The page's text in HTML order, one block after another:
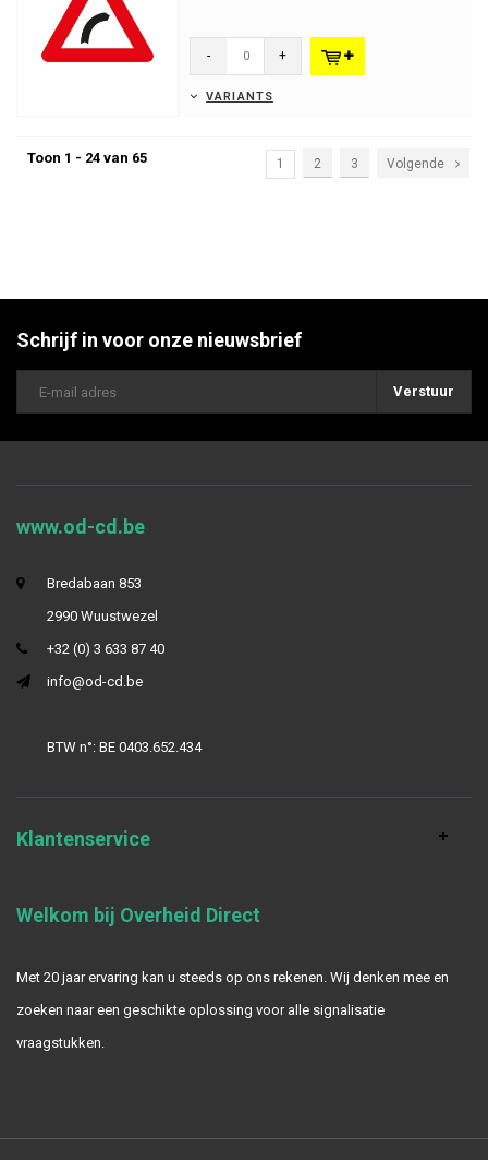
- +
VARIANTS
Toon 1 - 24 van 65 1 2 3 Volgende
Schrijf in voor onze nieuwsbrief
Verstuur
www.od-cd.be
Bredabaan 853
2990 Wuustwezel
+32 (0) 3 633 87 40
info@od-cd.be
BTW n°: BE 0403.652.434
Klantenservice
Welkom bij Overheid Direct
Met 20 jaar ervaring kan u steeds op ons rekenen. Wij denken mee en
zoeken naar een geschikte oplossing voor alle signalisatie
vraagstukken.